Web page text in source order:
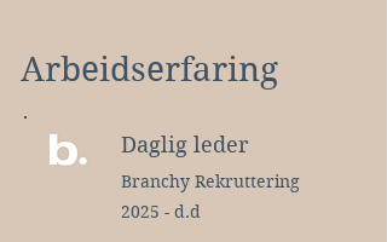
Arbeidserfaring
Daglig leder
Branchy Rekruttering
2025 - d.d